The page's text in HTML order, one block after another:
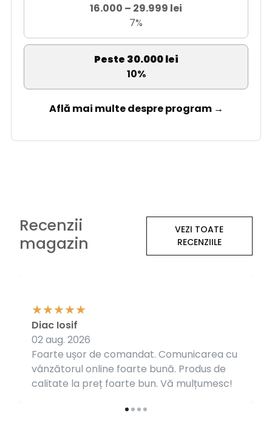
16.000 – 29.999 lei
7%
Peste 30.000 lei
10%
Află mai multe despre program →
Recenzii
magazin
VEZI TOATE
RECENZIILE
Foarte ușor de comandat. Comunicarea cu
vânzătorul online foarte bună. Produs de
calitate la preț foarte bun. Vă mulțumesc!
Diac Iosif
02 aug. 2026